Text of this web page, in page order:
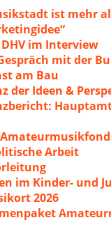
ist mehr
DHV im Interview
mit der
am Bau
der Ideen &
Arbeit
im Kinder- und
2026